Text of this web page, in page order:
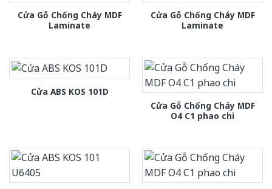
Cửa Gỗ Chống Cháy MDF
Laminate
Cửa Gỗ Chống Cháy MDF
Laminate
Cửa ABS KOS 101D
Cửa Gỗ Chống Cháy MDF
O4 C1 phao chi